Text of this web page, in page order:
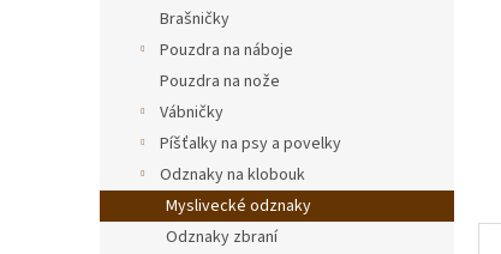
Brašničky
Pouzdra na náboje
Pouzdra na nože
Vábničky
Píšťalky na psy a povelky
Odznaky na klobouk
Myslivecké odznaky
Odznaky zbraní